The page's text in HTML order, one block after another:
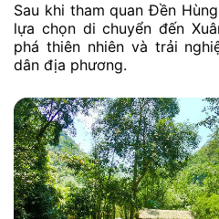
Sau khi tham quan Đền
lựa chọn di chuyển đến
phá thiên nhiên và trải
dân địa phương.